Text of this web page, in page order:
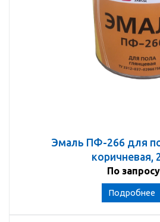
Эмаль ПФ-266 для
коричневая,
По запросу
Подробнее